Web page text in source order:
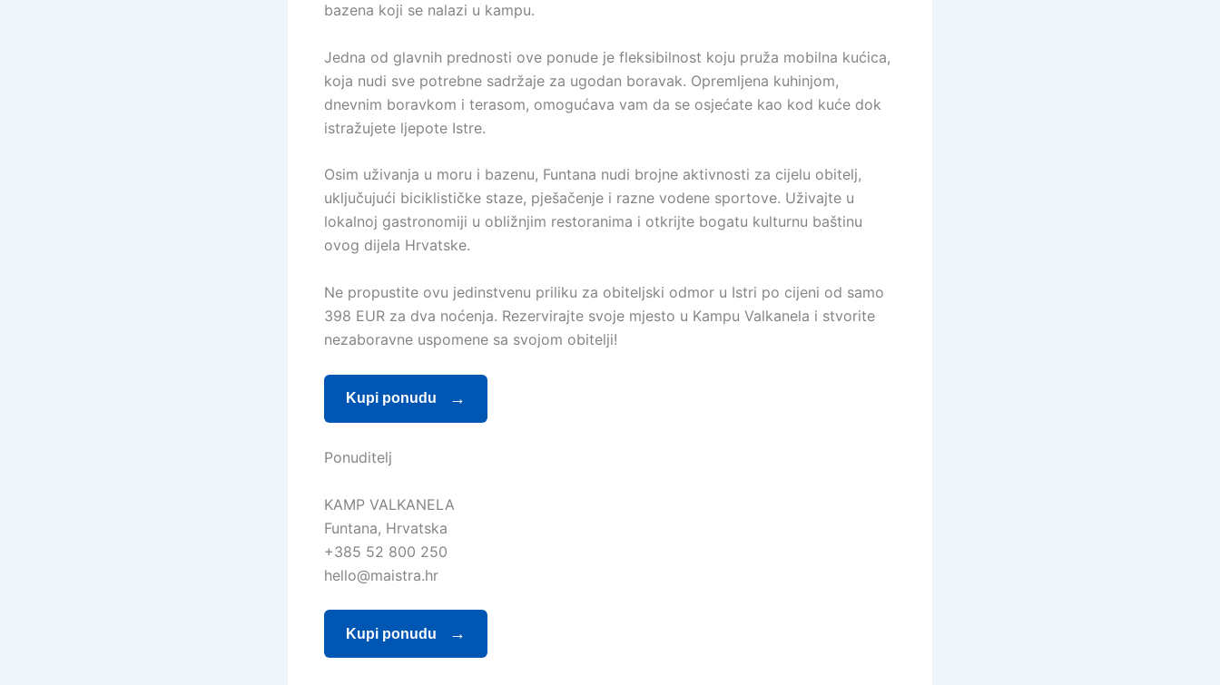
bazena koji se nalazi u kampu.
Jedna od glavnih prednosti ove ponude je fleksibilnost koju pruža mobilna kućica,
koja nudi sve potrebne sadržaje za ugodan boravak. Opremljena kuhinjom,
dnevnim boravkom i terasom, omogućava vam da se osjećate kao kod kuće dok
istražujete ljepote Istre.
Osim uživanja u moru i bazenu, Funtana nudi brojne aktivnosti za cijelu obitelj,
uključujući biciklističke staze, pješačenje i razne vodene sportove. Uživajte u
lokalnoj gastronomiji u obližnjim restoranima i otkrijte bogatu kulturnu baštinu
ovog dijela Hrvatske.
Ne propustite ovu jedinstvenu priliku za obiteljski odmor u Istri po cijeni od samo
398 EUR za dva noćenja. Rezervirajte svoje mjesto u Kampu Valkanela i stvorite
nezaboravne uspomene sa svojom obitelji!
Kupi ponudu
Ponuditelj
KAMP VALKANELA
Funtana, Hrvatska
+385 52 800 250
hello@maistra.hr
Kupi ponudu